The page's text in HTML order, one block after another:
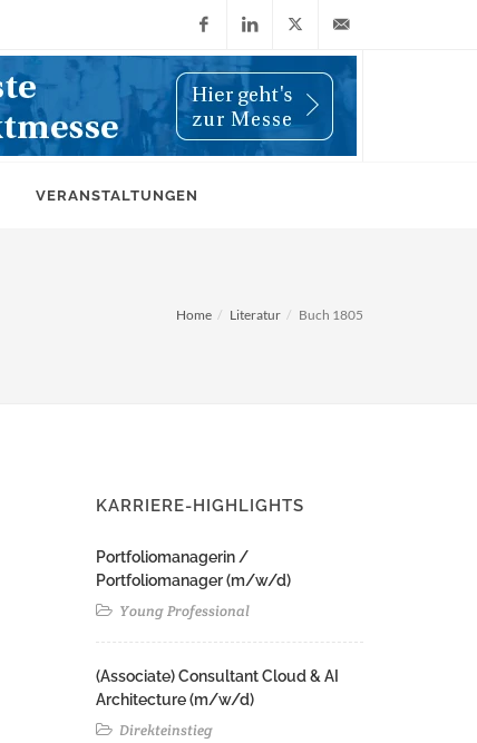
FacebookLinkedIn
X
(Twitter)
info@wiwi-
VERANSTALTUNGEN
Home Literatur Buch 1805
KARRIERE-HIGHLIGHTS
Portfoliomanagerin /
Portfoliomanager (m/w/d)
Young Professional
(Associate) Consultant Cloud & AI
Architecture (m/w/d)​ ​
Direkteinstieg